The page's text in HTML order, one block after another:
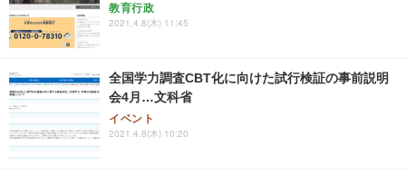
教育行政
2021.4.8(木) 11:45
全国学力調査CBT化に向けた試行検証の事前説明
会4月…文科省
イベント
2021.4.8(木) 10:20